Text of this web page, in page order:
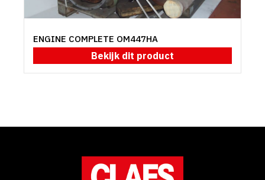
ENGINE COMPLETE OM447HA
Bekijk dit product